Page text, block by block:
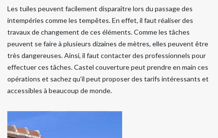
Les tuiles peuvent facilement disparaître lors du passage des
intempéries comme les tempêtes. En effet, il faut réaliser des
travaux de changement de ces éléments. Comme les tâches
peuvent se faire à plusieurs dizaines de mètres, elles peuvent être
très dangereuses. Ainsi, il faut contacter des professionnels pour
effectuer ces tâches. Castel couverture peut prendre en main ces
opérations et sachez qu'il peut proposer des tarifs intéressants et
accessibles à beaucoup de monde.